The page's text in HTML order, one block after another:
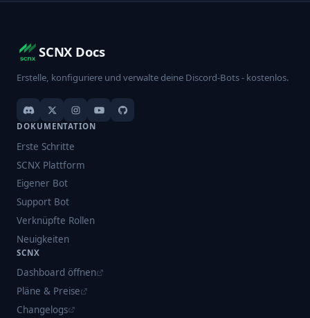
SCNX Docs
Erstelle, konfiguriere und verwalte deine Discord-Bots - kostenlos.
DOKUMENTATION
Erste Schritte
SCNX Plattform
Eigener Bot
Support Bot
Verknüpfte Rollen
Neuigkeiten
SCNX
Dashboard öffnen
Pläne & Preise
Changelogs